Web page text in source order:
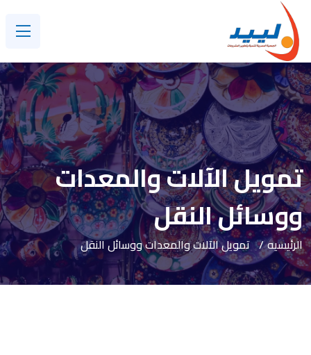
تمويل الآلات والمعدات
ووسائل النقل
الرئيسيه تمويل الآلات والمعدات ووسائل النقل